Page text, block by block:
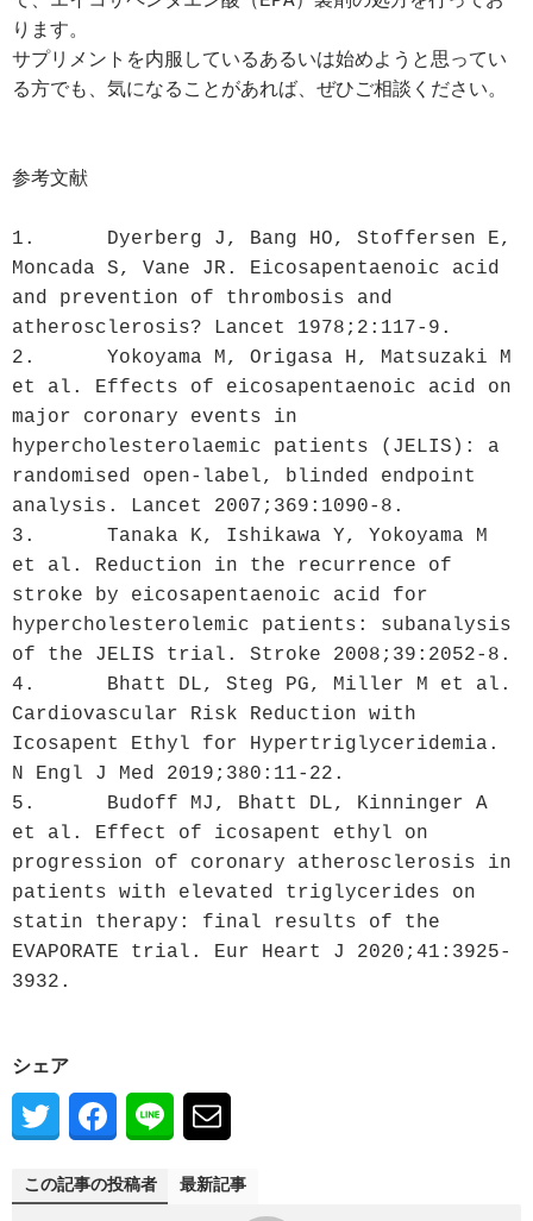
ります。
サプリメントを内服しているあるいは始めようと思ってい
る方でも、気になることがあれば、ぜひご相談ください。
参考文献
1.	Dyerberg J, Bang HO, Stoffersen E,
Moncada S, Vane JR. Eicosapentaenoic acid
and prevention of thrombosis and
atherosclerosis? Lancet 1978;2:117-9.
2.	Yokoyama M, Origasa H, Matsuzaki M
et al. Effects of eicosapentaenoic acid on
major coronary events in
hypercholesterolaemic patients (JELIS): a
randomised open-label, blinded endpoint
analysis. Lancet 2007;369:1090-8.
3.	Tanaka K, Ishikawa Y, Yokoyama M
et al. Reduction in the recurrence of
stroke by eicosapentaenoic acid for
hypercholesterolemic patients: subanalysis
of the JELIS trial. Stroke 2008;39:2052-8.
4.	Bhatt DL, Steg PG, Miller M et al.
Cardiovascular Risk Reduction with
Icosapent Ethyl for Hypertriglyceridemia.
N Engl J Med 2019;380:11-22.
5.	Budoff MJ, Bhatt DL, Kinninger A
et al. Effect of icosapent ethyl on
progression of coronary atherosclerosis in
patients with elevated triglycerides on
statin therapy: final results of the
EVAPORATE trial. Eur Heart J 2020;41:3925-
3932.
シェア
この記事の投稿者 最新記事